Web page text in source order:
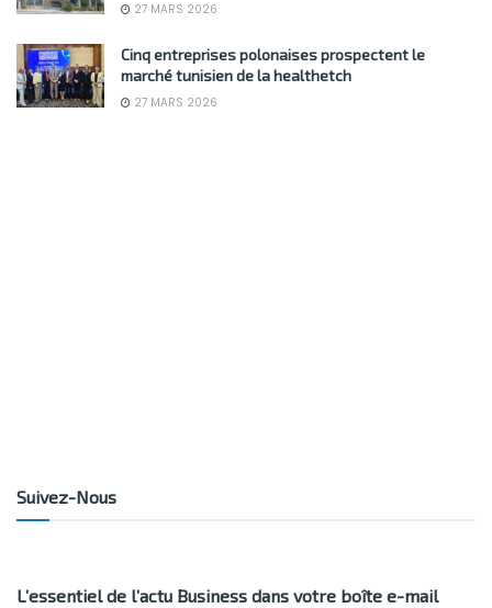
27 MARS 2026
Cinq entreprises polonaises prospectent le
marché tunisien de la healthetch
27 MARS 2026
Suivez-Nous
L’essentiel de l’actu Business dans votre boîte e-mail